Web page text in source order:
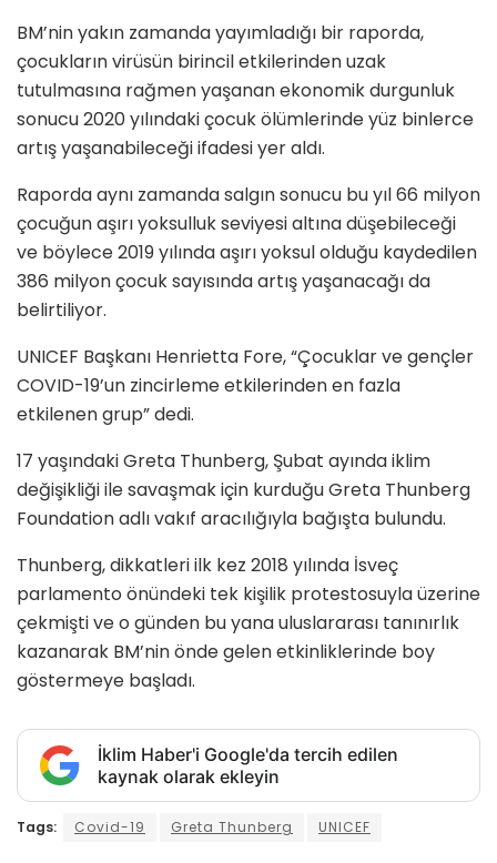
BM’nin yakın zamanda yayımladığı bir raporda,
çocukların virüsün birincil etkilerinden uzak
tutulmasına rağmen yaşanan ekonomik durgunluk
sonucu 2020 yılındaki çocuk ölümlerinde yüz binlerce
artış yaşanabileceği ifadesi yer aldı.
Raporda aynı zamanda salgın sonucu bu yıl 66 milyon
çocuğun aşırı yoksulluk seviyesi altına düşebileceği
ve böylece 2019 yılında aşırı yoksul olduğu kaydedilen
386 milyon çocuk sayısında artış yaşanacağı da
belirtiliyor.
UNICEF Başkanı Henrietta Fore, “Çocuklar ve gençler
COVID-19’un zincirleme etkilerinden en fazla
etkilenen grup” dedi.
17 yaşındaki Greta Thunberg, Şubat ayında iklim
değişikliği ile savaşmak için kurduğu Greta Thunberg
Foundation adlı vakıf aracılığıyla bağışta bulundu.
Thunberg, dikkatleri ilk kez 2018 yılında İsveç
parlamento önündeki tek kişilik protestosuyla üzerine
çekmişti ve o günden bu yana uluslararası tanınırlık
kazanarak BM’nin önde gelen etkinliklerinde boy
göstermeye başladı.
İklim Haber'i Google'da tercih edilen
kaynak olarak ekleyin
Tags: Covid-19 Greta Thunberg UNICEF